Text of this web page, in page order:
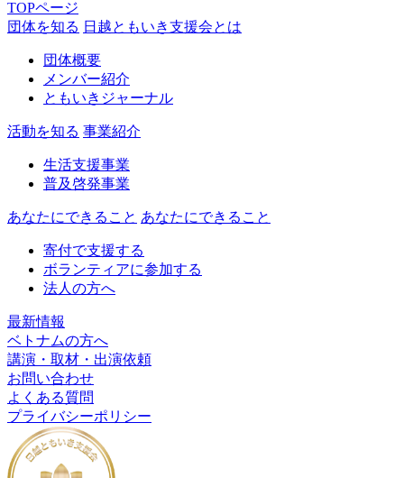
TOPページ
団体を知る 日越ともいき支援会とは
団体概要
メンバー紹介
ともいきジャーナル
活動を知る 事業紹介
生活支援事業
普及啓発事業
あなたにできること あなたにできること
寄付で支援する
ボランティアに参加する
法人の方へ
最新情報
ベトナムの方へ
講演・取材・出演依頼
お問い合わせ
よくある質問
プライバシーポリシー